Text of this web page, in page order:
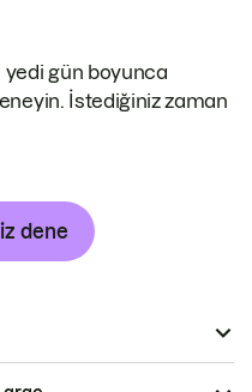
yedi gün boyunca
İstediğiniz zaman
dene